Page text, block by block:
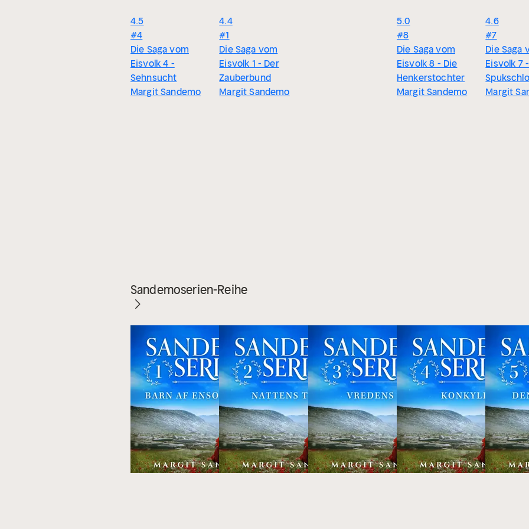
4.5
#4
Die Saga vom
Eisvolk 4 -
Sehnsucht
Margit Sandemo
4.4
#1
Die Saga vom
Eisvolk 1 - Der
Zauberbund
Margit Sandemo
5.0
#8
Die Saga vom
Eisvolk 8 - Die
Henkerstochter
Margit Sandemo
4.6
#7
Die Saga
Eisvolk 7
Margit
Sandemoserien-Reihe